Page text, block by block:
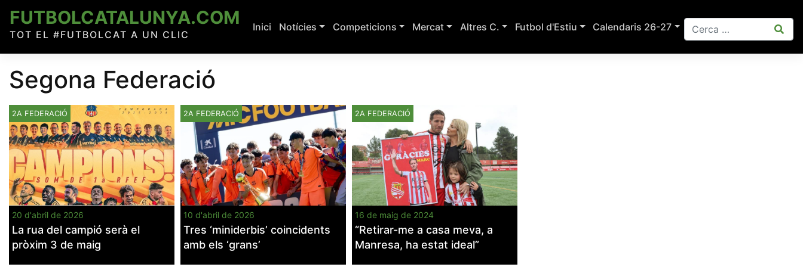
content
FUTBOLCATALUNYA.COM
TOT EL #FUTBOLCAT A UN CLIC
Inici Notícies Competicions Mercat Altres C. Futbol d'Estiu Calendaris 26-27
Segona Federació
2A FEDERACIÓ
20 d'abril de 2026
La rua del campió serà el
pròxim 3 de maig
2A FEDERACIÓ
10 d'abril de 2026
Tres ‘miniderbis’ coincidents
amb els ‘grans’
2A FEDERACIÓ
16 de maig de 2024
“Retirar-me a casa meva, a
Manresa, ha estat ideal”